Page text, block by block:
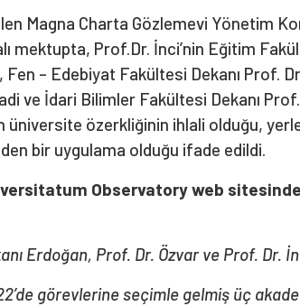
Magna Charta Gözlemevi Yönetim
mektupta, Prof.Dr. İnci’nin Eğitim
Fen – Edebiyat Fakültesi Dekanı Prof.
ve İdari Bilimler Fakültesi Dekanı Prof.
üniversite özerkliğinin ihlali olduğu,
bir uygulama olduğu ifade edildi.
Observatory web
Erdoğan, Prof. Dr. Özvar ve Prof. Dr.
görevlerine seçimle gelmiş üç